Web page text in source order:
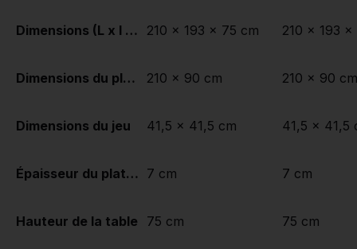
Dimensions (L x l x h)
Dimensions du plateau de table (L x l)
Dimensions du jeu
Épaisseur du plateau de table
Hauteur de la table
210 x 193 x 75 cm
210 x 90 cm
41,5 x 41,5 cm
7 cm
75 cm
210 x 193 x
210 x 90 cm
41,5 x 41,5
7 cm
75 cm